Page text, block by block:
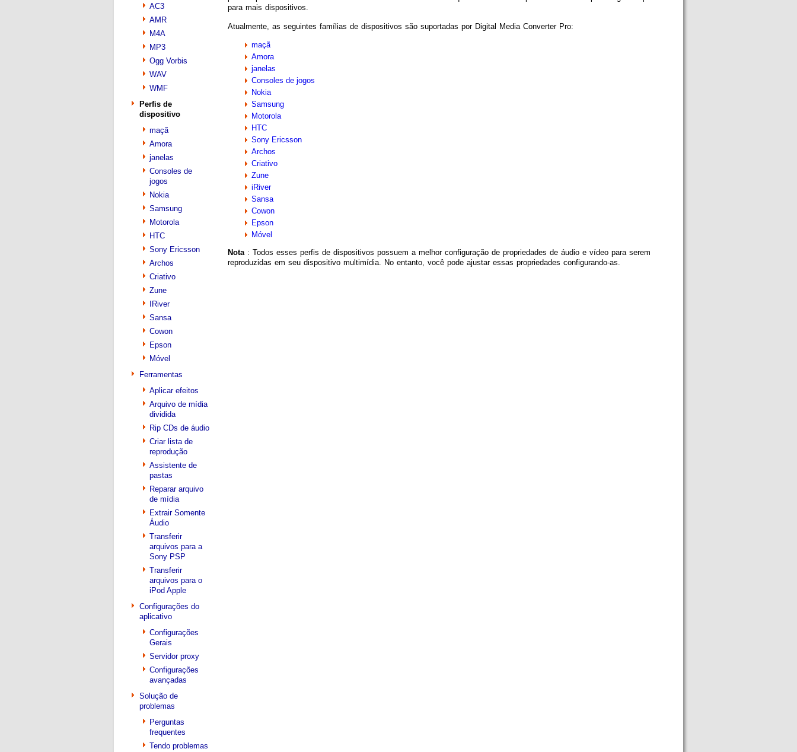
AC3
AMR
M4A
MP3
Ogg Vorbis
WAV
WMF
Perfis de
dispositivo
maçã
Amora
janelas
Consoles de
jogos
Nokia
Samsung
Motorola
HTC
Sony Ericsson
Archos
Criativo
Zune
IRiver
Sansa
Cowon
Epson
Móvel
Ferramentas
Aplicar efeitos
Arquivo de mídia
dividida
Rip CDs de áudio
Criar lista de
reprodução
Assistente de
pastas
Reparar arquivo
de mídia
Extrair Somente
Áudio
Transferir
arquivos para a
Sony PSP
Transferir
arquivos para o
iPod Apple
Configurações do
aplicativo
Configurações
Gerais
Servidor proxy
Configurações
avançadas
Solução de
problemas
Perguntas
frequentes
Tendo problemas
para mais dispositivos.
Atualmente, as seguintes famílias de dispositivos são suportadas por Digital Media Converter Pro:
maçã
Amora
janelas
Consoles de jogos
Nokia
Samsung
Motorola
HTC
Sony Ericsson
Archos
Criativo
Zune
iRiver
Sansa
Cowon
Epson
Móvel
Nota : Todos esses perfis de dispositivos possuem a melhor configuração de propriedades de áudio e vídeo para serem
reproduzidas em seu dispositivo multimídia. No entanto, você pode ajustar essas propriedades configurando-as.